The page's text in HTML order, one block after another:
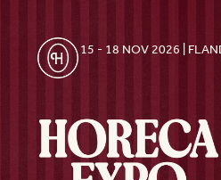
15 - 18 NOV 2026 |